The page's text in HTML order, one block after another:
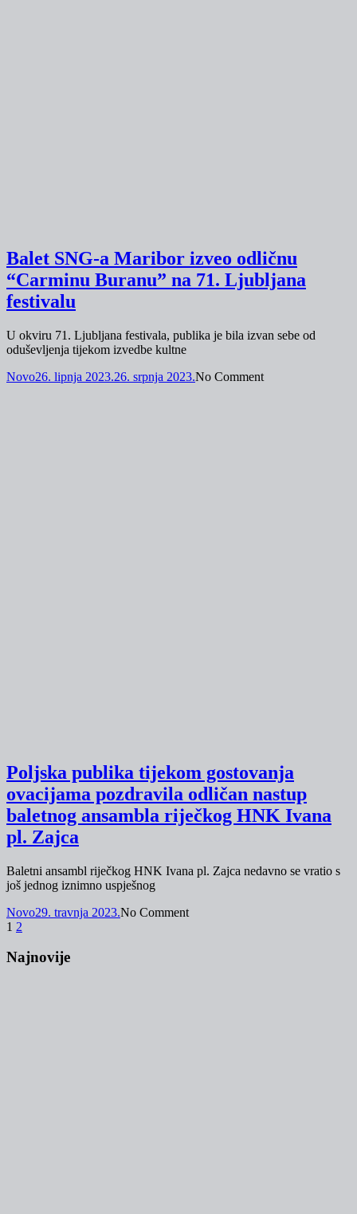
Balet SNG-a Maribor izveo odličnu
“Carminu Buranu” na 71. Ljubljana
festivalu
U okviru 71. Ljubljana festivala, publika je bila izvan sebe od
oduševljenja tijekom izvedbe kultne
Novo26. lipnja 2023.26. srpnja 2023.No Comment
Poljska publika tijekom gostovanja
ovacijama pozdravila odličan nastup
baletnog ansambla riječkog HNK Ivana
pl. Zajca
Baletni ansambl riječkog HNK Ivana pl. Zajca nedavno se vratio s
još jednog iznimno uspješnog
Novo29. travnja 2023.No Comment
Brojevi
stranica
objava
1 2
Najnovije